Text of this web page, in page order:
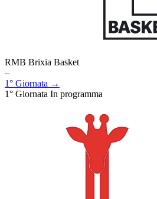
RMB Brixia Basket
–
1° Giornata →
1° Giornata In programma